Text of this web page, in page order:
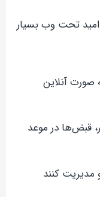
تحت وب بسیار
صورت آنلاین
قبض‌ها در موعد
کنند